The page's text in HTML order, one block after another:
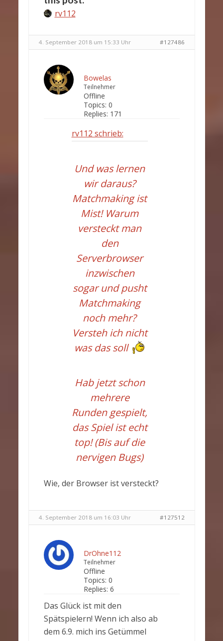
rv112
4. September 2018 um 15:33 Uhr #127486
Bowelas
Teilnehmer
Offline
Topics: 0
Replies: 171
rv112 schrieb:
Und was lernen
wir daraus?
Matchmaking ist
Mist! Warum
versteckt man
den
Serverbrowser
inzwischen
sogar und pusht
Matchmaking
noch mehr?
Versteh ich nicht
was das soll
Hab jetzt schon
mehrere
Runden gespielt,
das Spiel ist echt
top! (Bis auf die
nervigen Bugs)
Wie, der Browser ist versteckt?
4. September 2018 um 16:03 Uhr #127512
DrOhne112
Teilnehmer
Offline
Topics: 0
Replies: 6
Das Glück ist mit den
Spätspielern! Wenn ich also ab
dem 6.9. mich ins Getümmel